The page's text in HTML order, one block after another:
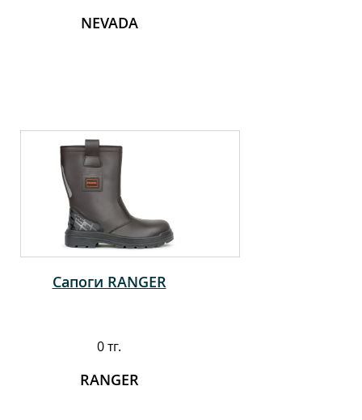
NEVADA
Сапоги RANGER
0 тг.
RANGER